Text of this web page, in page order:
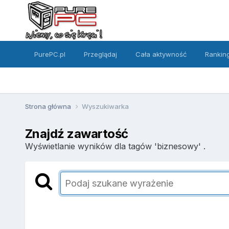
PurePC.pl Przeglądaj Cała aktywność
Strona główna Wyszukiwarka
Znajdź zawartość
Wyświetlanie wyników dla tagów 'biznesowy' .